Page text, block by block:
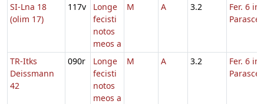
SI-Lna 18
(olim 17)
117v
Longe
fecisti
notos
meos a
M A 3.2
Fer. 6 in
TR-Itks
Deissmann
42
090r
Longe
fecisti
notos
meos a
M A 3.2
Fer. 6 in